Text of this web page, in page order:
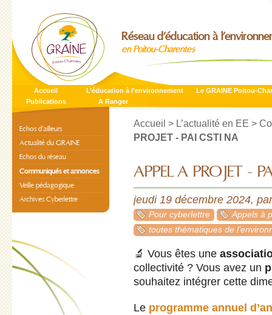
Réseau d’éducation à
en Poitou-Charentes
Accueil L’éducation à l’environnement
Le GRAINE Poitou-
Publications
A Ranger
Accueil > L’actualité en EE >
PROJET - PAI CSTI NA
APPEL A PROJET -
jeudi 19 décembre 2024,
Pour cyberlettre
Appels à
toutes thématiques de
🔬 Vous êtes une
collectivité ? Vous avez un
souhaitez intégrer cette
Le programme annuel
Echos d’ailleurs
Actualité du GRAINE
Echos du réseau
Communiqués et annonces
Veille pédagogique
Archives Cyberlettre